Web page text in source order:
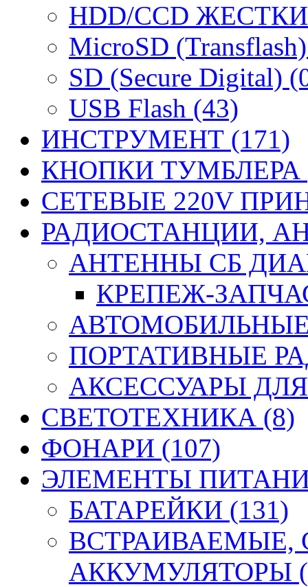
HDD/CCD
MicroSD
SD (Secure Digital)
USB Flash (43)
ИНСТРУМЕНТ (171)
КНОПКИ ТУМБЛЕРА
СЕТЕВЫЕ 220V
РАДИОСТАНЦИИ,
АНТЕННЫ CБ
КРЕПЕЖ-
ПОРТАТИВНЫЕ
АКСЕССУАРЫ
СВЕТОТЕХНИКА (8)
ФОНАРИ (107)
ЭЛЕМЕНТЫ
БАТАРЕЙКИ (131)
ВСТРАИВАЕМЫЕ,
АККУМУЛЯТОРЫ